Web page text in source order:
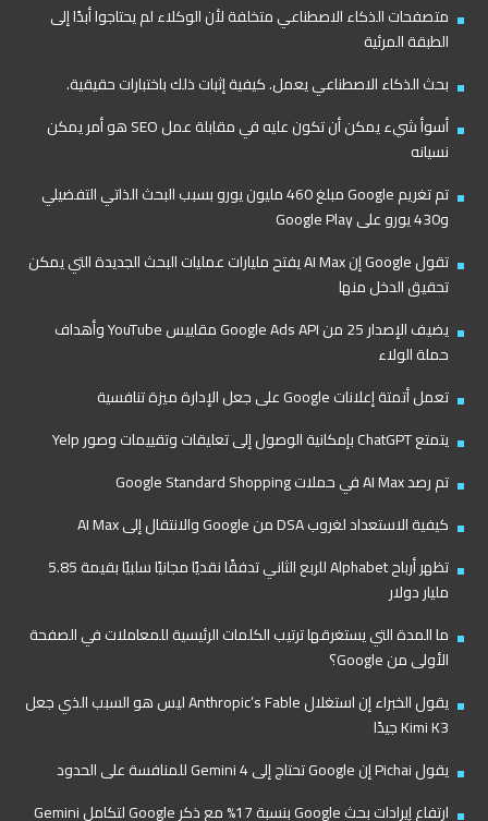
متصفحات الذكاء الاصطناعي متخلفة لأن الوكلاء لم يحتاجوا أبدًا إلى
الطبقة المرئية
بحث الذكاء الاصطناعي يعمل. كيفية إثبات ذلك باختبارات حقيقية.
أسوأ شيء يمكن أن تكون عليه في مقابلة عمل SEO هو أمر يمكن
نسيانه
تم تغريم Google مبلغ 460 مليون يورو بسبب البحث الذاتي التفضيلي
و430 يورو على Google Play
تقول Google إن AI Max يفتح مليارات عمليات البحث الجديدة التي يمكن
تحقيق الدخل منها
يضيف الإصدار 25 من Google Ads API مقاييس YouTube وأهداف
حملة الولاء
تعمل أتمتة إعلانات Google على جعل الإدارة ميزة تنافسية
يتمتع ChatGPT بإمكانية الوصول إلى تعليقات وتقييمات وصور Yelp
تم رصد AI Max في حملات Google Standard Shopping
كيفية الاستعداد لغروب DSA من Google والانتقال إلى AI Max
تظهر أرباح Alphabet للربع الثاني تدفقًا نقديًا مجانيًا سلبيًا بقيمة 5.85
مليار دولار
ما المدة التي يستغرقها ترتيب الكلمات الرئيسية للمعاملات في الصفحة
الأولى من Google؟
يقول الخبراء إن استغلال Anthropic’s Fable ليس هو السبب الذي جعل
Kimi K3 جيدًا
يقول Pichai إن Google تحتاج إلى Gemini 4 للمنافسة على الحدود
ارتفاع إيرادات بحث Google بنسبة 17% مع ذكر Google لتكامل Gemini